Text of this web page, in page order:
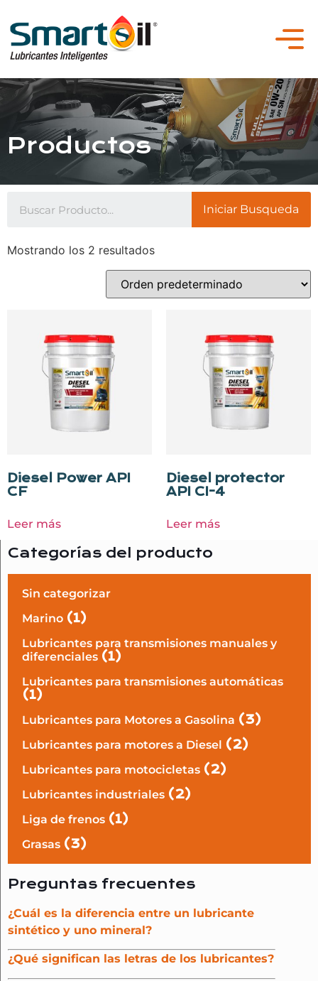
Productos
Iniciar Busqueda
Mostrando los 2 resultados
Diesel Power API
CF
Leer más
Diesel protector
API CI-4
Leer más
Categorías del producto
Sin categorizar
Marino (1)
Lubricantes para transmisiones manuales y
diferenciales (1)
Lubricantes para transmisiones automáticas
(1)
Lubricantes para Motores a Gasolina (3)
Lubricantes para motores a Diesel (2)
Lubricantes para motocicletas (2)
Lubricantes industriales (2)
Liga de frenos (1)
Grasas (3)
Preguntas frecuentes
¿Cuál es la diferencia entre un lubricante
sintético y uno mineral?
¿Qué significan las letras de los lubricantes?